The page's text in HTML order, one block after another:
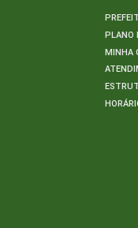
PLANO
MINHA